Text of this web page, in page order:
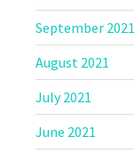
September 2021
August 2021
July 2021
June 2021